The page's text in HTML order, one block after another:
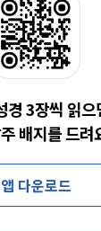
경 3장씩 읽으
배지를 드려
앱 다운로드